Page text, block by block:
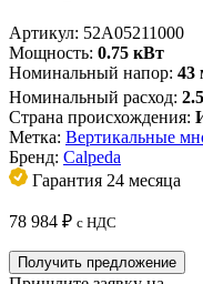
Артикул: 52A05211000
Мощность: 0.75 кВт
Номинальный напор: 43
Номинальный расход:
Страна происхождения:
Метка: Вертикальные
Бренд: Calpeda
Гарантия 24 месяца
78 984 ₽ с НДС
Получить предложение